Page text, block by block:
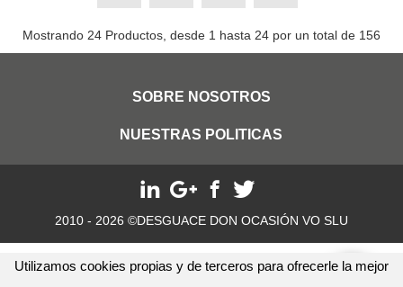
Utilizamos cookies propias y de terceros para ofrecerle la mejor
Mostrando 24 Productos, desde 1 hasta 24 por un total de 156
SOBRE NOSOTROS
NUESTRAS POLITICAS
2010 - 2026 ©DESGUACE DON OCASIÓN VO SLU